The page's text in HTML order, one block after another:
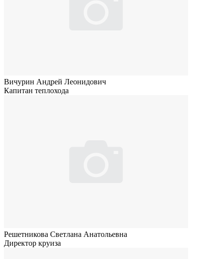
Вичурин Андрей Леонидович
Капитан теплохода
Решетникова Светлана Анатольевна
Директор круиза